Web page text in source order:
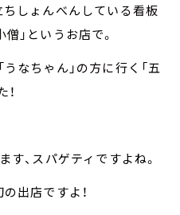
ちしょんべんしている看板
」というお店で。
なちゃん」の方に行く「五
す、スパゲティですよね。
出店ですよ！